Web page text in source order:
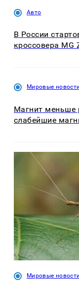
Авто
В России
кроссовера MG
Мировые новости
Магнит меньше
слабейшие
Мировые новости